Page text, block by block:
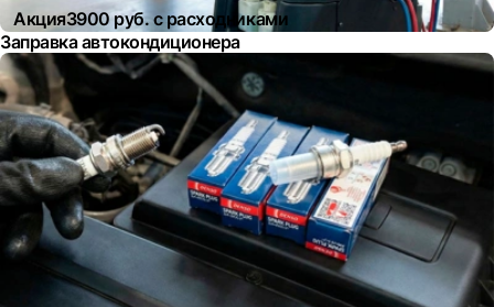
Акция3900 руб. с расходниками
Заправка автокондиционера